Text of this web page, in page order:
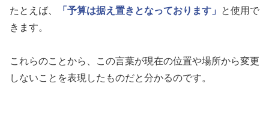
たとえば、 「予算は据え置きとなっております」
と使用で
きます。
これらのことから、この言葉が現在の位置や場所から変更
しないことを表現したものだと分かるのです。